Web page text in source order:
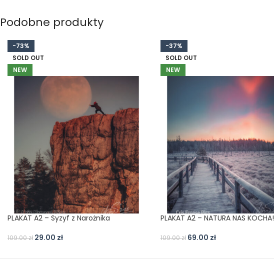
Podobne produkty
-73%
SOLD OUT
NEW
PLAKAT A2 – Syzyf z Narożnika
109.00zł 29.00 zł
-37%
SOLD OUT
NEW
PLAKAT A2 – NATURA NAS KOCHA!
109.00zł 69.00 zł